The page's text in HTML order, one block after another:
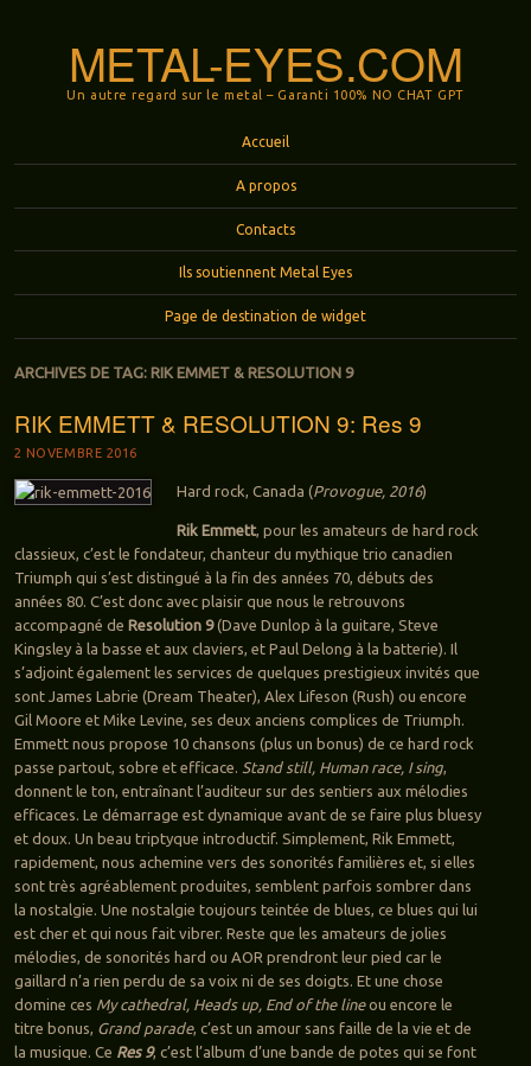
METAL-EYES.COM
Un autre regard sur le metal – Garanti 100% NO CHAT GPT
Accueil
A propos
Contacts
Ils soutiennent Metal Eyes
Page de destination de widget
ARCHIVES DE TAG: RIK EMMET & RESOLUTION 9
RIK EMMETT & RESOLUTION 9: Res 9
2 NOVEMBRE 2016
Hard rock, Canada (Provogue, 2016)
Rik Emmett, pour les amateurs de hard rock
classieux, c’est le fondateur, chanteur du mythique trio canadien
Triumph qui s’est distingué à la fin des années 70, débuts des
années 80. C’est donc avec plaisir que nous le retrouvons
accompagné de Resolution 9(Dave Dunlop à la guitare, Steve
Kingsley à la basse et aux claviers, et Paul Delong à la batterie). Il
s’adjoint également les services de quelques prestigieux invités que
sont James Labrie (Dream Theater), Alex Lifeson (Rush) ou encore
Gil Moore et Mike Levine, ses deux anciens complices de Triumph.
Emmett nous propose 10 chansons (plus un bonus) de ce hard rock
passe partout, sobre et efficace. Stand still, Human race, I sing,
donnent le ton, entraînant l’auditeur sur des sentiers aux mélodies
efficaces. Le démarrage est dynamique avant de se faire plus bluesy
et doux. Un beau triptyque introductif. Simplement, Rik Emmett,
rapidement, nous achemine vers des sonorités familières et, si elles
sont très agréablement produites, semblent parfois sombrer dans
la nostalgie. Une nostalgie toujours teintée de blues, ce blues qui lui
est cher et qui nous fait vibrer. Reste que les amateurs de jolies
mélodies, de sonorités hard ou AOR prendront leur pied car le
gaillard n’a rien perdu de sa voix ni de ses doigts. Et une chose
domine ces My cathedral, Heads up, End of the lineou encore le
titre bonus, Grand parade, c’est un amour sans faille de la vie et de
la musique. Ce Res 9, c’est l’album d’une bande de potes qui se font